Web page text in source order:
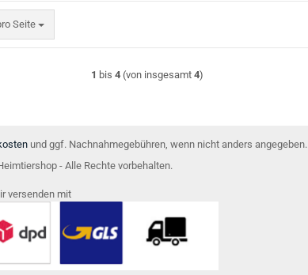
Seite
1 bis4 (von insgesamt4)
und ggf. Nachnahmegebühren, wenn nicht anders angegeben.
- Alle Rechte vorbehalten.
versenden mit